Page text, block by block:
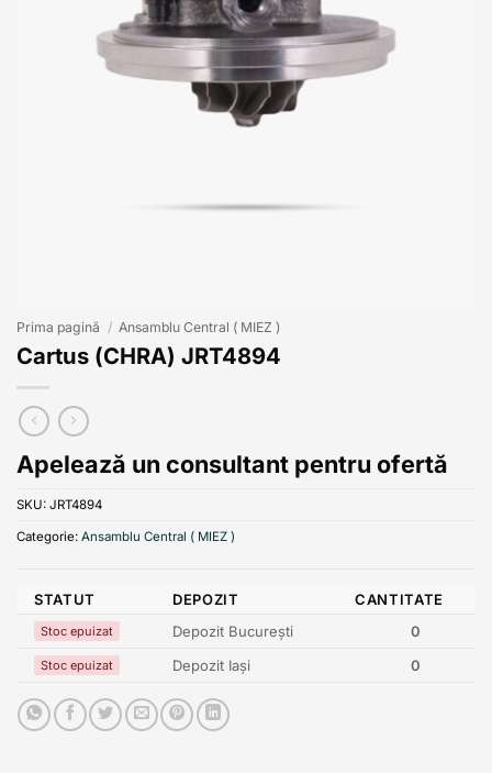
Prima pagină / Ansamblu Central ( MIEZ )
Cartus (CHRA) JRT4894
Apelează un consultant pentru ofertă
SKU: JRT4894
Categorie: Ansamblu Central ( MIEZ )
STATUT DEPOZIT CANTITATE
Stoc epuizat Depozit București 0
Stoc epuizat Depozit Iași 0